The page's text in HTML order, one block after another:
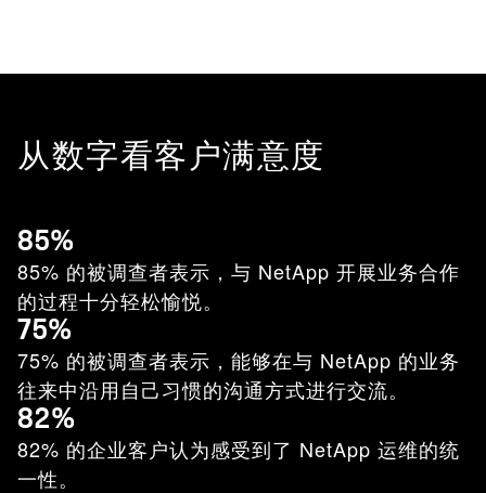
从数字看客户满意度
85%
85% 的被调查者表示，与 NetApp 开展业务合作
的过程十分轻松愉悦。
75%
75% 的被调查者表示，能够在与 NetApp 的业务
往来中沿用自己习惯的沟通方式进行交流。
82%
82% 的企业客户认为感受到了 NetApp 运维的统
一性。